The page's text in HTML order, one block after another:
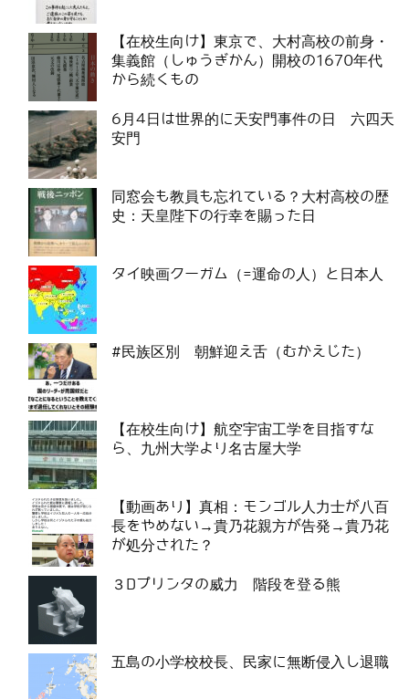
【在校生向け】東京で、大村高校の前身・
集義館（しゅうぎかん）開校の1670年代
から続くもの
6月4日は世界的に天安門事件の日 六四天
安門
同窓会も教員も忘れている？大村高校の歴
史：天皇陛下の行幸を賜った日
タイ映画クーガム（=運命の人）と日本人
#民族区別 朝鮮迎え舌（むかえじた）
【在校生向け】航空宇宙工学を目指すな
ら、九州大学より名古屋大学
【動画あり】真相：モンゴル人力士が八百
長をやめない→貴乃花親方が告発→貴乃花
が処分された？
３Dプリンタの威力 階段を登る熊
五島の小学校校長、民家に無断侵入し退職